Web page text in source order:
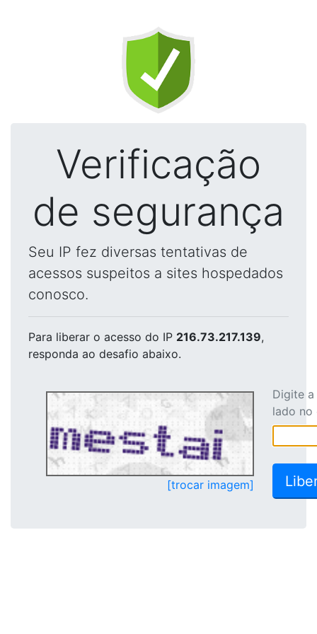
Verificação
de segurança
Seu IP fez diversas tentativas de
acessos suspeitos a sites hospedados
conosco.
Para liberar o acesso do IP 216.73.217.139,
responda ao desafio abaixo.
[trocar imagem]
Digite
lado no